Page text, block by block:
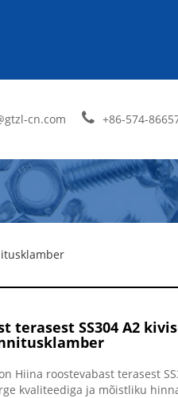
cn.com +86-574-
terasest SS304 A2
Hiina roostevabast terasest
kvaliteediga ja mõistliku